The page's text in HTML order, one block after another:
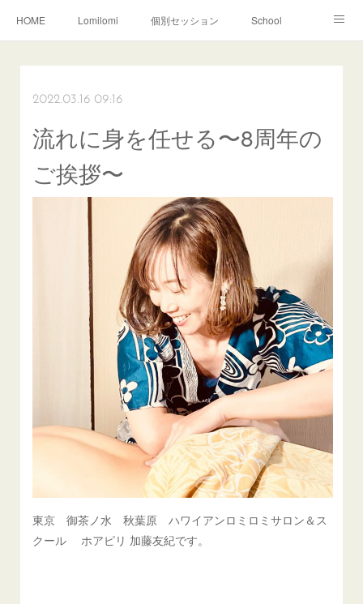
HOME Lomilomi 個別セッション School
School無料説明会
2022.03.16 09:16
流れに身を任せる〜8周年の
ご挨拶〜
東京 御茶ノ水 秋葉原 ハワイアンロミロミサロン＆ス
クール ホアピリ 加藤友紀です。